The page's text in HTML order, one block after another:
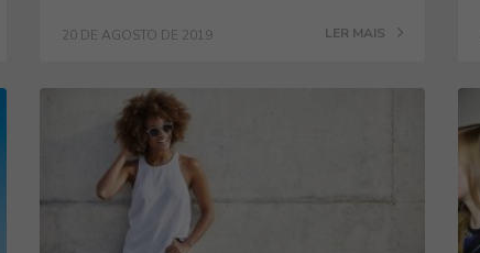
20 DE AGOSTO DE 2019 LER MAIS